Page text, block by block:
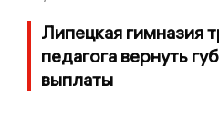
Липецкая гимназия
педагога вернуть
выплаты